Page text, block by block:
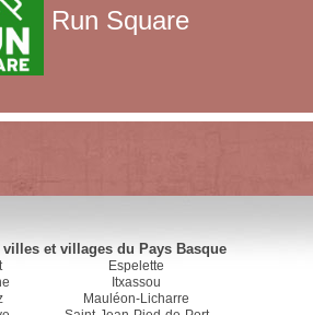
Run Square
villes et villages du Pays Basque
Espelette
Itxassou
Mauléon-Licharre